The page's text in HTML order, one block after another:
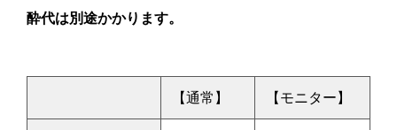
酔代は別途かかります。
【通常】 【モニター】